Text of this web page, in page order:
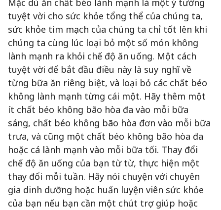
Mặc dù ăn chất béo lành mạnh là một ý tưởng
tuyệt vời cho sức khỏe tổng thể của chúng ta,
sức khỏe tim mạch của chúng ta chỉ tốt lên khi
chúng ta cùng lúc loại bỏ một số món không
lành mạnh ra khỏi chế độ ăn uống. Một cách
tuyệt vời để bắt đầu điều này là suy nghĩ về
từng bữa ăn riêng biệt, và loại bỏ các chất béo
không lành mạnh từng cái một. Hãy thêm một
ít chất béo không bão hòa đa vào mỗi bữa
sáng, chất béo không bão hòa đơn vào mỗi bữa
trưa, và cũng một chất béo không bão hòa đa
hoặc cá lành mạnh vào mỗi bữa tối. Thay đổi
chế độ ăn uống của bạn từ từ, thực hiện một
thay đổi mỗi tuần. Hãy nói chuyện với chuyên
gia dinh dưỡng hoặc huấn luyện viên sức khỏe
của bạn nếu bạn cần một chút trợ giúp hoặc